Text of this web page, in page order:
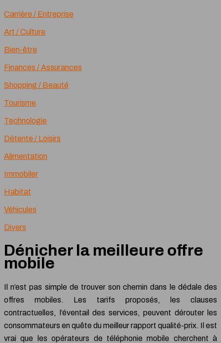
Carrière / Entreprise
Art / Culture
Bien-être
Finances / Assurances
Shopping / Beauté
Tourisme
Technologie
Détente / Loisirs
Alimentation
Immobiler
Habitat
Véhicules
Divers
Dénicher la meilleure offre
mobile
Il n’est pas simple de trouver son chemin dans le dédale des
offres mobiles. Les tarifs proposés, les clauses
contractuelles, l’éventail des services, peuvent dérouter les
consommateurs en quête du meilleur rapport qualité-prix. Il est
vrai que les opérateurs de téléphonie mobile cherchent à